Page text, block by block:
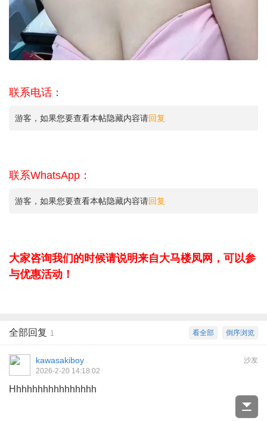
联系电话：
游客，如果您要查看本帖隐藏内容请回复
联系WhatsApp：
游客，如果您要查看本帖隐藏内容请回复
大家咨询我们的时候请说明来自大马楼凤网，可以参
与优惠活动！
倒序浏览
看全部
全部回复 1
沙发
kawasakiboy
2026-2-20 14:18:02
Hhhhhhhhhhhhhhhh